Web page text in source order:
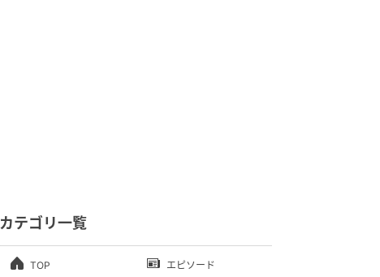
カテゴリ一覧
TOP エピソード